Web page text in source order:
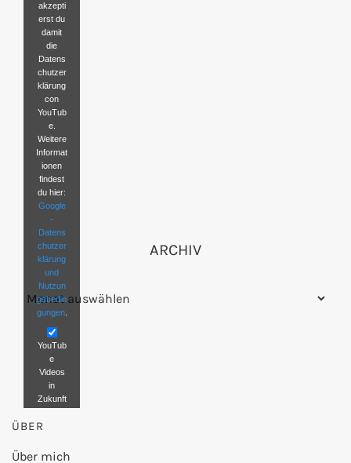
akzepti
erst du
damit
die
Datens
chutzer
klärung
con
YouTub
e.
Weitere
Informat
ionen
findest
du hier:
Google
-
Datens
chutzer
klärung
und
Nutzun
gsbedin
gungen.
YouTub
e
Videos
in
Zukunft
mehr
en.
ARCHIV
Archiv
ÜBER
Über mich